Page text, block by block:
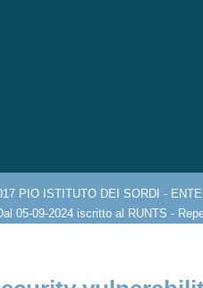
PIO ISTITUTO DEI SORDI -
05-09-2024 iscritto al RUNTS -